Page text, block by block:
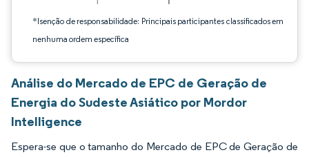
*Isenção de responsabilidade: Principais participantes classificados em
nenhuma ordem específica
Análise do Mercado de EPC de Geração de
Energia do Sudeste Asiático por Mordor
Intelligence
Espera-se que o tamanho do Mercado de EPC de Geração de